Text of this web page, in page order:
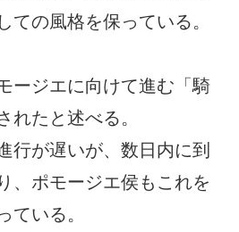
ての風格を保っている。
ージエに向けて進む「騎
れたと述べる。
行が遅いが、数日内に到
、ポモージエ侯もこれを
ている。